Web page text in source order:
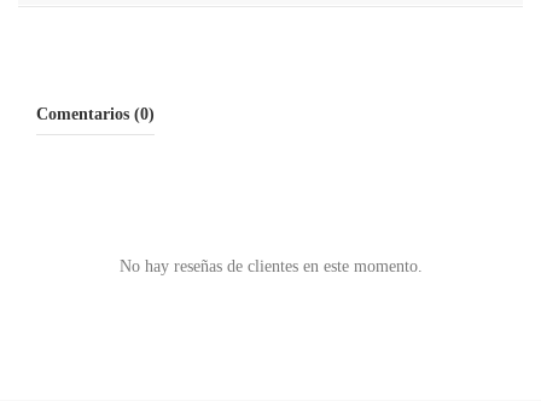
Comentarios (0)
No hay reseñas de clientes en este momento.